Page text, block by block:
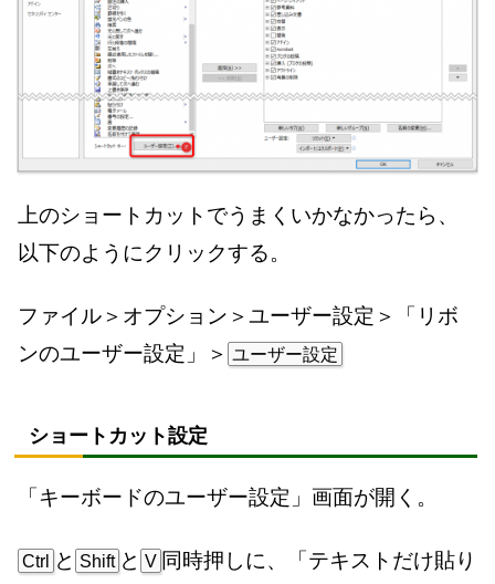
上のショートカットでうまくいかなかったら、
以下のようにクリックする。
ファイル＞オプション＞ユーザー設定＞「リボ
ンのユーザー設定」＞ ユーザー設定
ショートカット設定
「キーボードのユーザー設定」画面が開く。
Ctrl と Shift と V 同時押しに、「テキストだけ貼り